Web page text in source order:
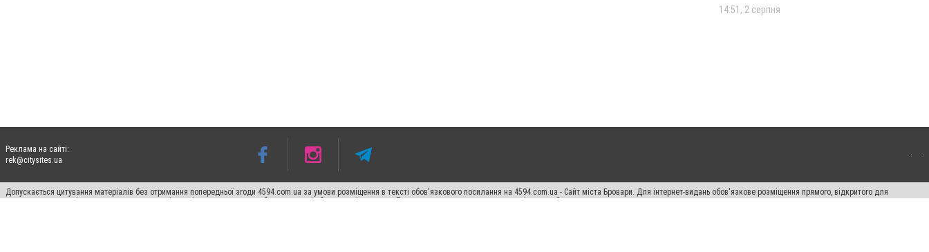
14:51, 2 серпня
Реклама на сайті:
rek@citysites.ua
Допускається цитування матеріалів без отримання попередньої згоди 4594.com.ua за умови розміщення в тексті обов'язкового посилання на 4594.com.ua - Сайт міста Бровари. Для інтернет-видань обов'язкове розміщення прямого, відкритого для
пошукових систем гіперпосилання на цитовані статті не нижче другого абзацу в тексті або в якості джерела. Порушення виняткових прав переслідується Законом.